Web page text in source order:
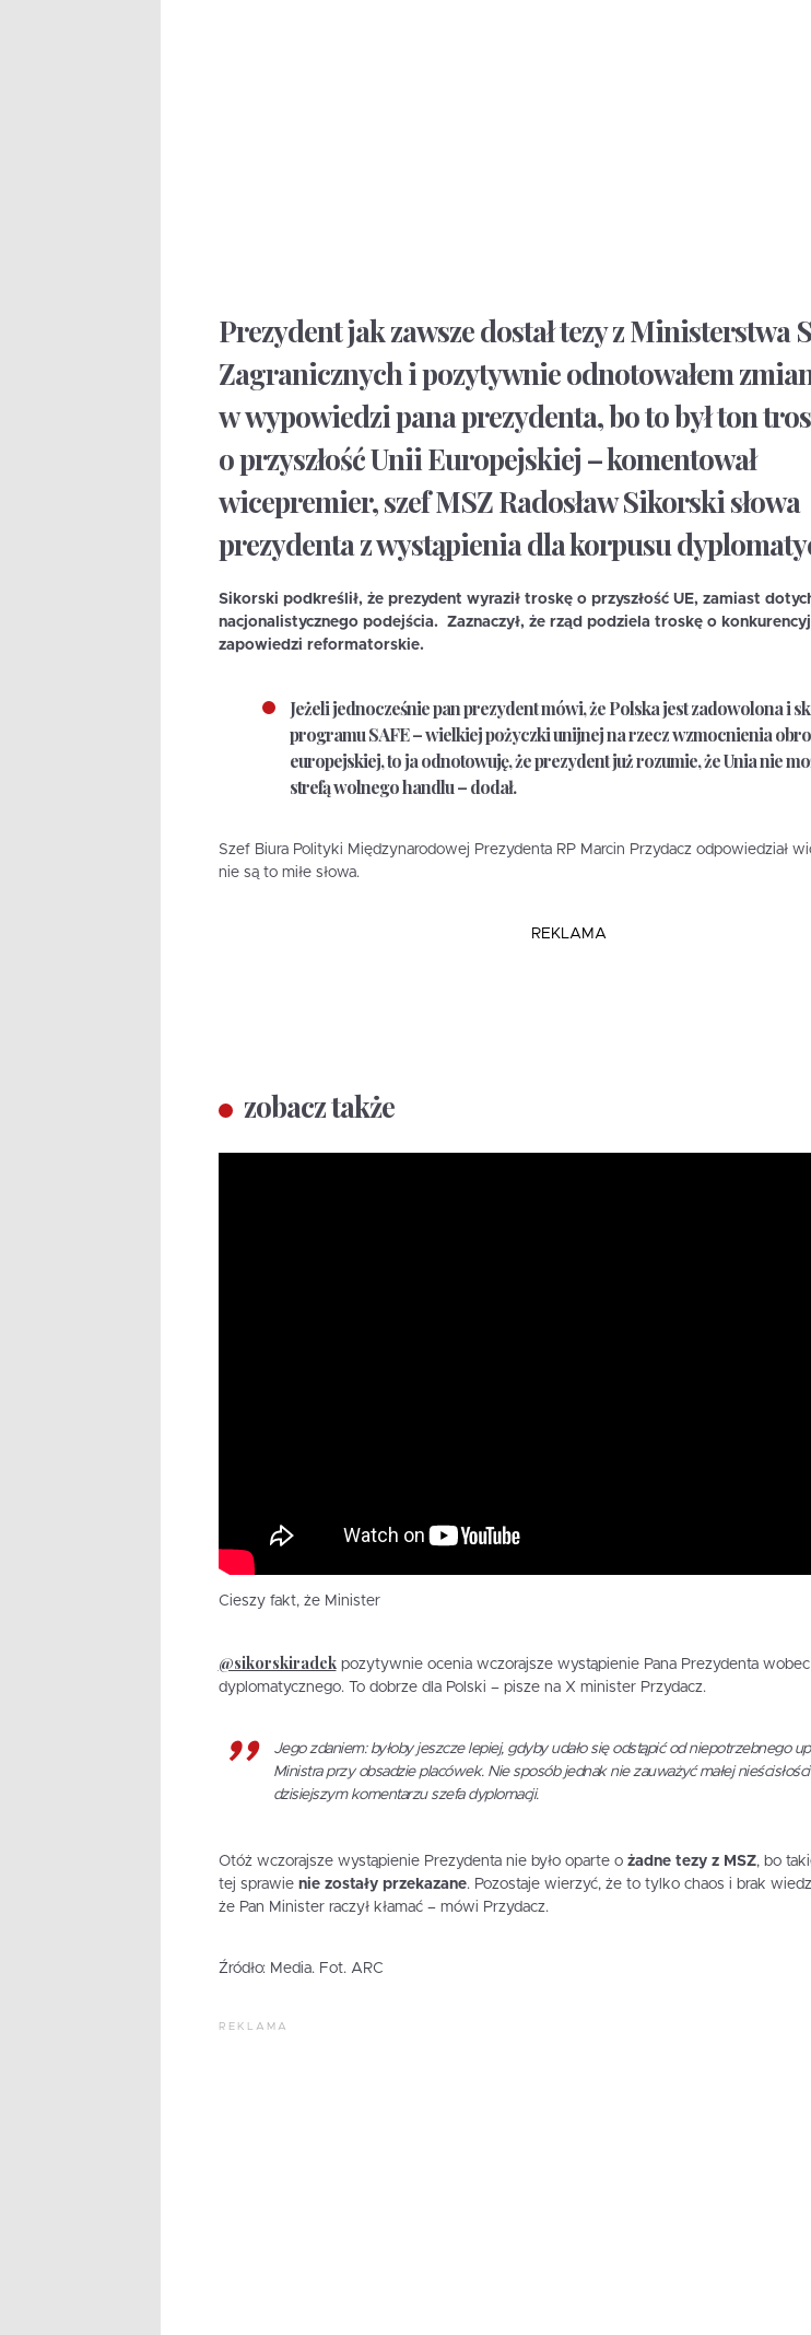
Prezydent jak zawsze dostał tezy z Ministerstwa
Zagranicznych i pozytywnie odnotowałem
w wypowiedzi pana prezydenta, bo to był ton
o przyszłość Unii Europejskiej – komentował
wicepremier, szef MSZ Radosław Sikorski słowa
prezydenta z wystąpienia dla korpusu
Sikorski podkreślił, że prezydent wyraził troskę o przyszłość UE, zamiast
nacjonalistycznego podejścia. Zaznaczył, że rząd podziela troskę o
zapowiedzi reformatorskie.
Jeżeli jednocześnie pan prezydent mówi, że Polska jest zadowolona i
programu SAFE – wielkiej pożyczki unijnej na rzecz wzmocnienia
europejskiej, to ja odnotowuję, że prezydent już rozumie, że Unia nie
strefą wolnego handlu – dodał.
Szef Biura Polityki Międzynarodowej Prezydenta RP Marcin Przydacz odpowiedział
nie są to miłe słowa.
REKLAMA
zobacz także
Cieszy fakt, że Minister
@sikorskiradekpozytywnie ocenia wczorajsze wystąpienie Pana Prezydenta
dyplomatycznego. To dobrze dla Polski – pisze na X minister Przydacz.
Jego zdaniem: byłoby jeszcze lepiej, gdyby udało się odstąpić od niepotrzebnego
Ministra przy obsadzie placówek. Nie sposób jednak nie zauważyć małej
dzisiejszym komentarzu szefa dyplomacji.
Otóż wczorajsze wystąpienie Prezydenta nie było oparte o żadne tezy z MSZ, bo
tej sprawie nie zostały przekazane. Pozostaje wierzyć, że to tylko chaos i brak
że Pan Minister raczył kłamać – mówi Przydacz.
Źródło: Media. Fot. ARC
REKLAMA